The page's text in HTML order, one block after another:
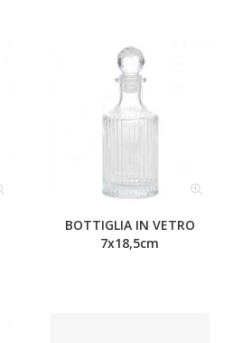
BOTTIGLIA IN VETRO
7x18,5cm